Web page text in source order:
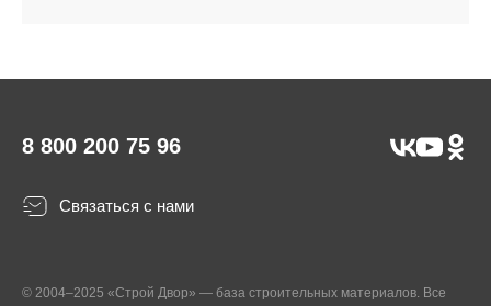
8 800 200 75 96
Связаться с нами
© 2004–2025 «Строй Двор» — база строительных материалов. Все